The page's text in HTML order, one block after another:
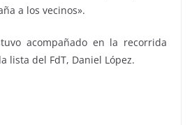
a los vecinos».
acompañado en la recorrida
lista del FdT, Daniel López.